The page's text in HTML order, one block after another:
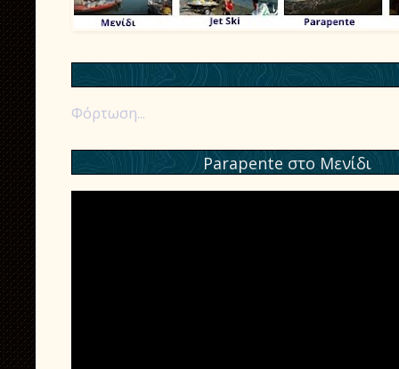
Φόρτωση...
Parapente στο Μενίδι